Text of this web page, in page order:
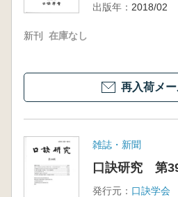
出版年： 2018/02
新刊 在庫なし
再入荷メ
雑誌・新聞
口訣研究 第
発行元： 口訣学会